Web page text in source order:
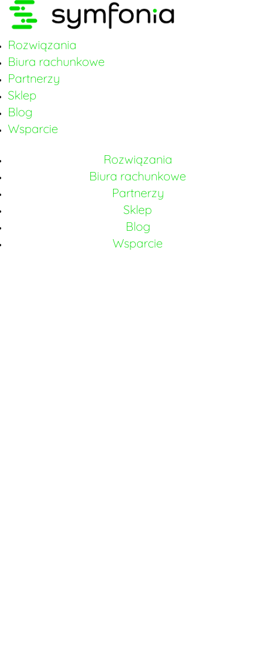
Rozwiązania
Biura rachunkowe
Partnerzy
Sklep
Blog
Wsparcie
Rozwiązania
Biura rachunkowe
Partnerzy
Sklep
Blog
Wsparcie